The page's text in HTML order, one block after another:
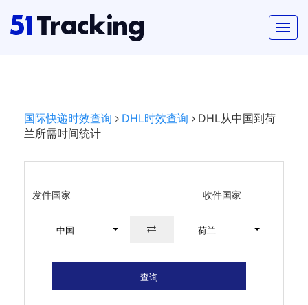
国际快递时效查询 DHL时效查询
DHL从中国到荷
兰所需时间统计
发件国家 收件国家
中国 荷兰
查询